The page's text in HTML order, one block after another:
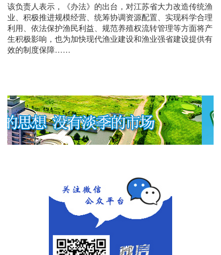
该负责人表示，《办法》的出台，对江苏省大力改造传统渔
业、积极推进规模经营、统筹协调资源配置、实现科学合理
利用、依法保护渔民利益、规范养殖权流转管理等方面将产
生积极影响，也为加快现代渔业建设和渔业强省建设提供有
效的制度保障……